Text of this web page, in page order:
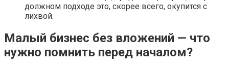
должном подходе это, скорее всего, окупится с
лихвой.
Малый бизнес без вложений — что
нужно помнить перед началом?